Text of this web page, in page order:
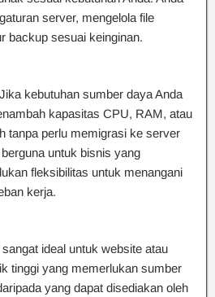
server, mengelola file
backup sesuai keinginan.
kebutuhan sumber daya Anda
kapasitas CPU, RAM, atau
tanpa perlu memigrasi ke server
untuk bisnis yang
fleksibilitas untuk menangani
kerja.
ideal untuk website atau
tinggi yang memerlukan sumber
yang dapat disediakan oleh